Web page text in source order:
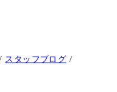
スタッフブログ